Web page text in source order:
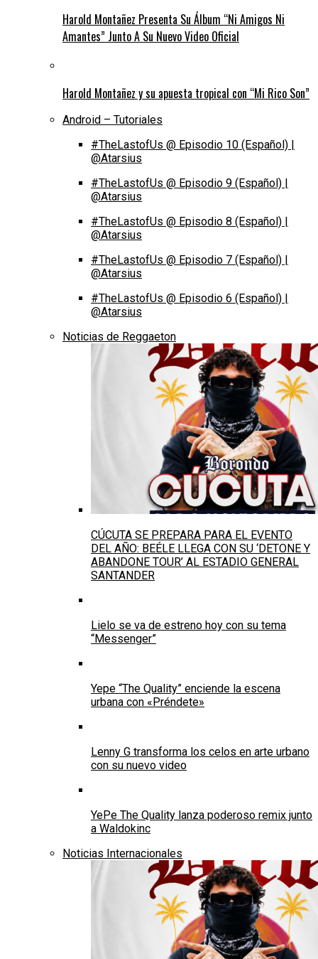
Harold Montañez Presenta Su Álbum “Ni Amigos Ni
Amantes” Junto A Su Nuevo Video Oficial
Harold Montañez y su apuesta tropical con “Mi Rico Son”
Android – Tutoriales
#TheLastofUs @ Episodio 10 (Español) |
@Atarsius
#TheLastofUs @ Episodio 9 (Español) |
@Atarsius
#TheLastofUs @ Episodio 8 (Español) |
@Atarsius
#TheLastofUs @ Episodio 7 (Español) |
@Atarsius
#TheLastofUs @ Episodio 6 (Español) |
@Atarsius
Noticias de Reggaeton
CÚCUTA SE PREPARA PARA EL EVENTO
DEL AÑO: BEÉLE LLEGA CON SU ‘DETONE Y
ABANDONE TOUR’ AL ESTADIO GENERAL
SANTANDER
Lielo se va de estreno hoy con su tema
“Messenger”
Yepe “The Quality” enciende la escena
urbana con «Préndete»
Lenny G transforma los celos en arte urbano
con su nuevo video
YePe The Quality lanza poderoso remix junto
a Waldokinc
Noticias Internacionales